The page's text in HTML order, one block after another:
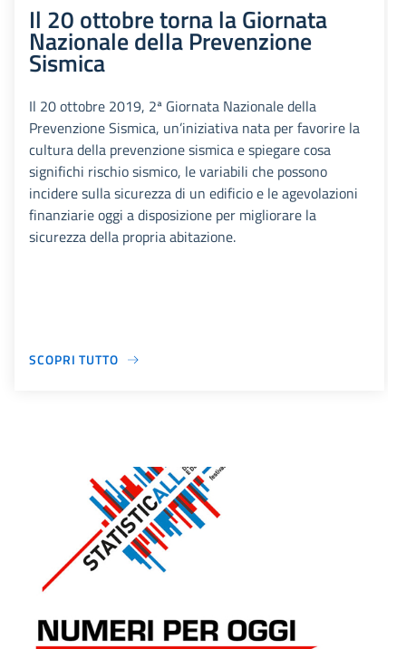
Il 20 ottobre torna la Giornata
Nazionale della Prevenzione
Sismica
Il 20 ottobre 2019, 2ª Giornata Nazionale della
Prevenzione Sismica, un’iniziativa nata per favorire la
cultura della prevenzione sismica e spiegare cosa
significhi rischio sismico, le variabili che possono
incidere sulla sicurezza di un edificio e le agevolazioni
finanziarie oggi a disposizione per migliorare la
sicurezza della propria abitazione.
SCOPRI TUTTO